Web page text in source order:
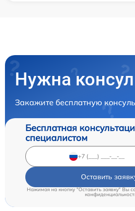
Нужна
Закажите бесплатную
Бесплатная
специалистом
Оставить
Нажимая на кнопку "Оставить заявку" Вы